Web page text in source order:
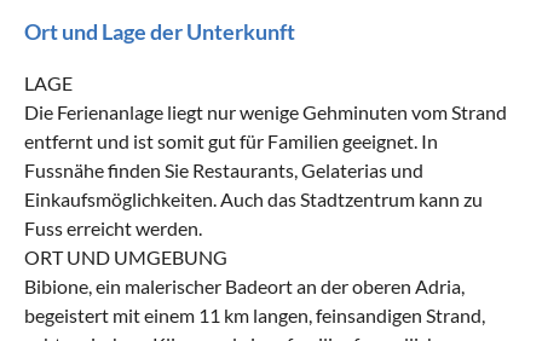
Ort und Lage der Unterkunft
LAGE
Die Ferienanlage liegt nur wenige Gehminuten vom Strand
entfernt und ist somit gut für Familien geeignet. In
Fussnähe finden Sie Restaurants, Gelaterias und
Einkaufsmöglichkeiten. Auch das Stadtzentrum kann zu
Fuss erreicht werden.
ORT UND UMGEBUNG
Bibione, ein malerischer Badeort an der oberen Adria,
begeistert mit einem 11 km langen, feinsandigen Strand,